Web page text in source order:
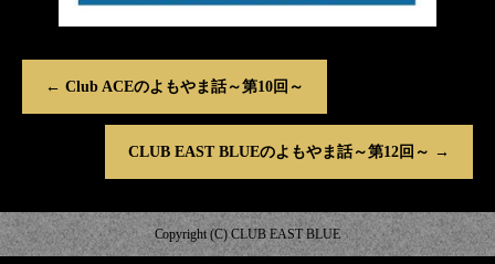
← Club ACEのよもやま話～第10回～
CLUB EAST BLUEのよもやま話～第12回～ →
Copyright (C) CLUB EAST BLUE